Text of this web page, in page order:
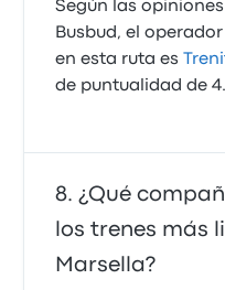
Según las
Busbud, el
en esta ruta es
de puntualidad de
¿Qué
los trenes más
Marsella?